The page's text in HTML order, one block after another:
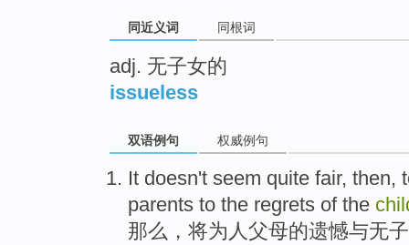
同近义词 同根词
adj. 无子女的
issueless
双语例句 权威例句
It doesn't seem quite fair, then,
parents to the regrets of the
那么 ， 将为人父母的遗憾与无